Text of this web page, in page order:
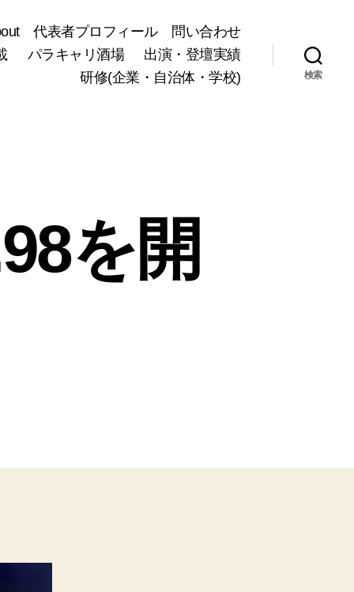
代表者プロフィール 問い合わせ
パラキャリ酒場
出演・登壇実績
研修(企業・自治体・学校)
検索
を開